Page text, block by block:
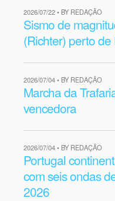
2026/07/22 • BY REDAÇÃO
Sismo de
(Richter) perto de
2026/07/04 • BY REDAÇÃO
Marcha da
vencedora
2026/07/04 • BY REDAÇÃO
Portugal
com seis ondas
2026